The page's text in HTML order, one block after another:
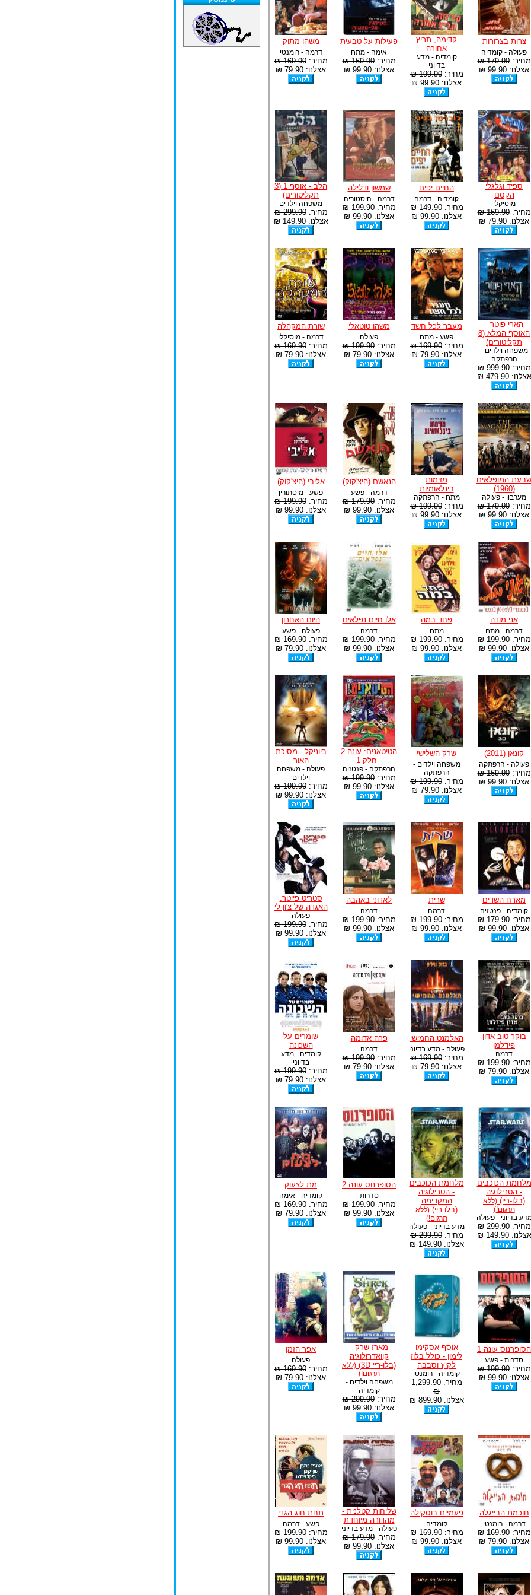
צרות בצרורות
פעולה - קומדיה
מחיר:179.90 ₪
אצלנו: 99.90 ₪
קדימה, תריץ
אחורה
קומדיה - מדע
בדיוני
מחיר:199.90 ₪
אצלנו: 99.90 ₪
פעילות על טבעית
אימה - מתח
מחיר:169.90 ₪
אצלנו: 99.90 ₪
משהו מתוק
דרמה - רומנטי
מחיר:169.90 ₪
אצלנו: 79.90 ₪
ספיד וגלגלי
הקסם
מוסיקלי
מחיר:169.90 ₪
אצלנו: 79.90 ₪
החיים יפים
קומדיה - דרמה
מחיר:149.90 ₪
אצלנו: 99.90 ₪
שמשון ודלילה
דרמה - היסטוריה
מחיר:199.90 ₪
אצלנו: 99.90 ₪
הלב - אוסף 1 (3
תקליטורים)
משפחה וילדים
מחיר:299.90 ₪
אצלנו: 149.90 ₪
הארי פוטר -
האוסף המלא (8
תקליטורים)
משפחה וילדים -
הרפתקה
מחיר:999.90 ₪
אצלנו: 479.90 ₪
מעבר לכל חשד
פשע - מתח
מחיר:169.90 ₪
אצלנו: 79.90 ₪
משהו טוטאלי
פעולה
מחיר:199.90 ₪
אצלנו: 79.90 ₪
שורת המקהלה
דרמה - מוסיקלי
מחיר:169.90 ₪
אצלנו: 79.90 ₪
שבעת המופלאים
(1960)
מערבון - פעולה
מחיר:179.90 ₪
אצלנו: 99.90 ₪
מזימות
בינלאומיות
מתח - הרפתקה
מחיר:199.90 ₪
אצלנו: 99.90 ₪
הנאשם (היצ'קוק)
דרמה - פשע
מחיר:179.90 ₪
אצלנו: 99.90 ₪
אליבי (היצ'קוק)
פשע - מיסתורין
מחיר:199.90 ₪
אצלנו: 99.90 ₪
אני מודה
דרמה - מתח
מחיר:199.90 ₪
אצלנו: 99.90 ₪
פחד במה
מתח
מחיר:199.90 ₪
אצלנו: 99.90 ₪
אלו חיים נפלאים
דרמה
מחיר:199.90 ₪
אצלנו: 99.90 ₪
היום האחרון
פעולה - פשע
מחיר:169.90 ₪
אצלנו: 79.90 ₪
קונאן (2011)
פעולה - הרפתקה
מחיר:169.90 ₪
אצלנו: 99.90 ₪
שרק השלישי
משפחה וילדים -
הרפתקה
מחיר:199.90 ₪
אצלנו: 79.90 ₪
הטיטאנים: עונה 2
- חלק 1
הרפתקה - פנטזיה
מחיר:199.90 ₪
אצלנו: 99.90 ₪
ביוניקל - מסיכת
האור
פעולה - משפחה
וילדים
מחיר:199.90 ₪
אצלנו: 99.90 ₪
מארח השדים
קומדיה - פנטזיה
מחיר:179.90 ₪
אצלנו: 99.90 ₪
שרית
דרמה
מחיר:199.90 ₪
אצלנו: 99.90 ₪
לאדוני באהבה
דרמה
מחיר:199.90 ₪
אצלנו: 99.90 ₪
סטריט פייטר:
האגדה של צ'ון לי
פעולה
מחיר:199.90 ₪
אצלנו: 99.90 ₪
בוקר טוב אדון
פידלמן
דרמה
מחיר:199.90 ₪
אצלנו: 79.90 ₪
האלמנט החמישי
פעולה - מדע בדיוני
מחיר:169.90 ₪
אצלנו: 79.90 ₪
פרה אדומה
דרמה
מחיר:199.90 ₪
אצלנו: 79.90 ₪
שומרים על
השכונה
קומדיה - מדע
בדיוני
מחיר:199.90 ₪
אצלנו: 79.90 ₪
מלחמת הכוכבים
- הטרילוגיה
(בלו-ריי) (ללא
תרגום!)
בדיוני - פעולה
מחיר:299.90 ₪
אצלנו: 149.90 ₪
מלחמת הכוכבים
- הטרילוגיה
המקדימה
(בלו-ריי) (ללא
תרגום!)
מדע בדיוני - פעולה
מחיר:299.90 ₪
אצלנו: 149.90 ₪
הסופרנוס עונה 2
סדרות
מחיר:199.90 ₪
אצלנו: 99.90 ₪
מת לצעוק
קומדיה - אימה
מחיר:169.90 ₪
אצלנו: 79.90 ₪
הסופרנוס עונה 1
סדרות - פשע
מחיר:199.90 ₪
אצלנו: 99.90 ₪
אוסף אסקימו
לימון - כולל בלוז
לקיץ וסבבה
קומדיה - רומנטי
מחיר:1,299.90
₪
אצלנו: 899.90 ₪
מארז שרק -
קוואדרולוגיה
(בלו-ריי 3D)
(ללא
תרגום!)
משפחה וילדים -
קומדיה
מחיר:299.90 ₪
אצלנו: 99.90 ₪
אפר הזמן
פעולה
מחיר:169.90 ₪
אצלנו: 79.90 ₪
חוכמת הבייגלה
דרמה - רומנטי
מחיר:169.90 ₪
אצלנו: 79.90 ₪
פעמיים בוסקילה
קומדיה
מחיר:169.90 ₪
אצלנו: 99.90 ₪
שליחות קטלנית -
מהדורה מיוחדת
פעולה - מדע בדיוני
מחיר:179.90 ₪
אצלנו: 99.90 ₪
תחת חוג הגדי
פשע - דרמה
מחיר:199.90 ₪
אצלנו: 99.90 ₪